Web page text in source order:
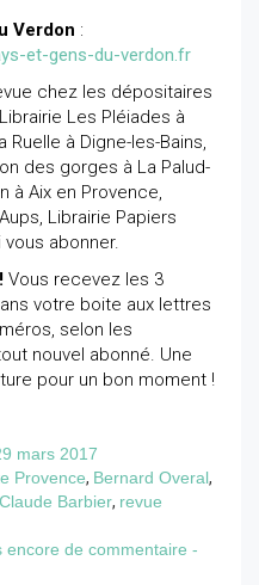
Verdon :
et-gens-du-verdon.fr
chez les dépositaires
Les Pléiades à
Ruelle à Digne-les-Bains,
des gorges à La Palud-
à Aix en Provence,
Librairie Papiers
abonner.
Vous recevez les 3
votre boite aux lettres
selon les
nouvel abonné. Une
pour un bon moment !
mars 2017
Provence, Bernard Overal,
Barbier, revue
encore de commentaire -